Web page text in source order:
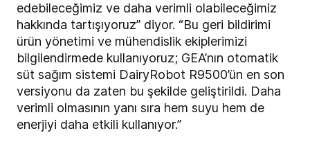
edebileceğimiz ve daha verimli olabileceğimiz
hakkında tartışıyoruz” diyor. “Bu geri bildirimi
ürün yönetimi ve mühendislik ekiplerimizi
bilgilendirmede kullanıyoruz; GEA’nın otomatik
süt sağım sistemi DairyRobot R9500’ün en son
versiyonu da zaten bu şekilde geliştirildi. Daha
verimli olmasının yanı sıra hem suyu hem de
enerjiyi daha etkili kullanıyor.”